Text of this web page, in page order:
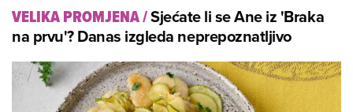
VELIKA PROMJENA/Sjećate li se Ane iz 'Braka
na prvu'? Danas izgleda neprepoznatljivo